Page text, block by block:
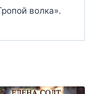
волка».